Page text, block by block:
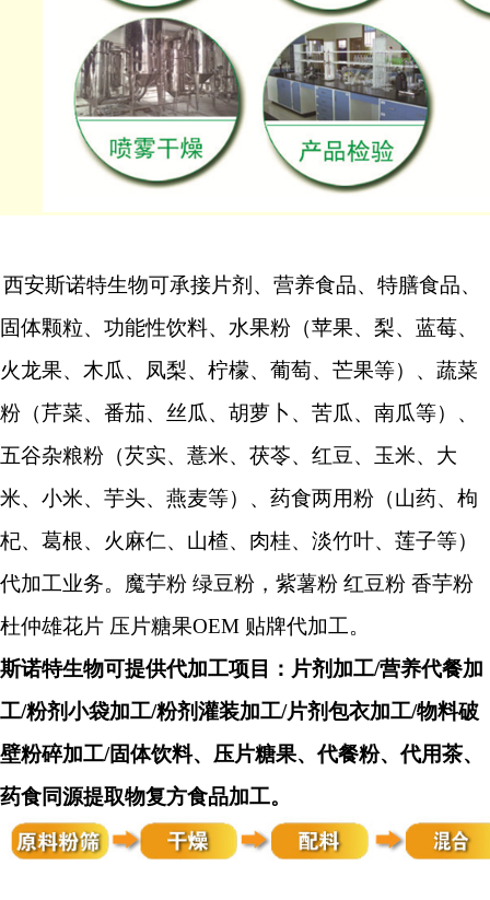
西安斯诺特生物可承接片剂、营养食品、特膳食品、
固体颗粒、功能性饮料、水果粉（苹果、梨、蓝莓、
火龙果、木瓜、凤梨、柠檬、葡萄、芒果等）、蔬菜
粉（芹菜、番茄、丝瓜、胡萝卜、苦瓜、南瓜等）、
五谷杂粮粉（芡实、薏米、茯苓、红豆、玉米、大
米、小米、芋头、燕麦等）、药食两用粉（山药、枸
杞、葛根、火麻仁、山楂、肉桂、淡竹叶、莲子等）
代加工业务。 魔芋粉 绿豆粉，紫薯粉 红豆粉 香芋粉
杜仲雄花片 压片糖果OEM 贴牌代加工。
斯诺特生物可提供代加工项目：片剂加工/营养代餐加
工/粉剂小袋加工/粉剂灌装加工/片剂包衣加工/物料破
壁粉碎加工/固体饮料、压片糖果、代餐粉、代用茶、
药食同源提取物复方食品加工。